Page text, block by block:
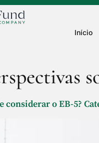
Início
considerar o EB-5?